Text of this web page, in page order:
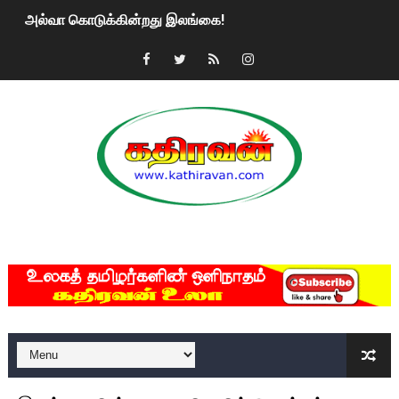
அல்வா கொடுக்கின்றது இலங்கை!
2ஆம் நாள் உக்ரைன் யுத்தம்!! எங்களைத் தனிமையில்
மகிந்த ராஜபக்சே பதவி விலக திட்டம்?
ரவுடி பேபிக்கு நடந்த தரமான சம்பவம்.. ஆபாச வீடியோக்களால்
குண்டை தூக்கிப்போட்ட ஆய்வு…. இந்தியாவின் “கோவிஷீல்டு”
யாழில் தமிழின தலைவர் பிரபாகரனின் பிறந்தநாளை
ஏர்போர்ட்டில் உதைத்த நபர் யார், என்ன நடந்தது?: உண்மையை
சீனா இலங்கையிடம் 8 மில்லியன் அமெரிக்க டொலர் நட்டஈடு